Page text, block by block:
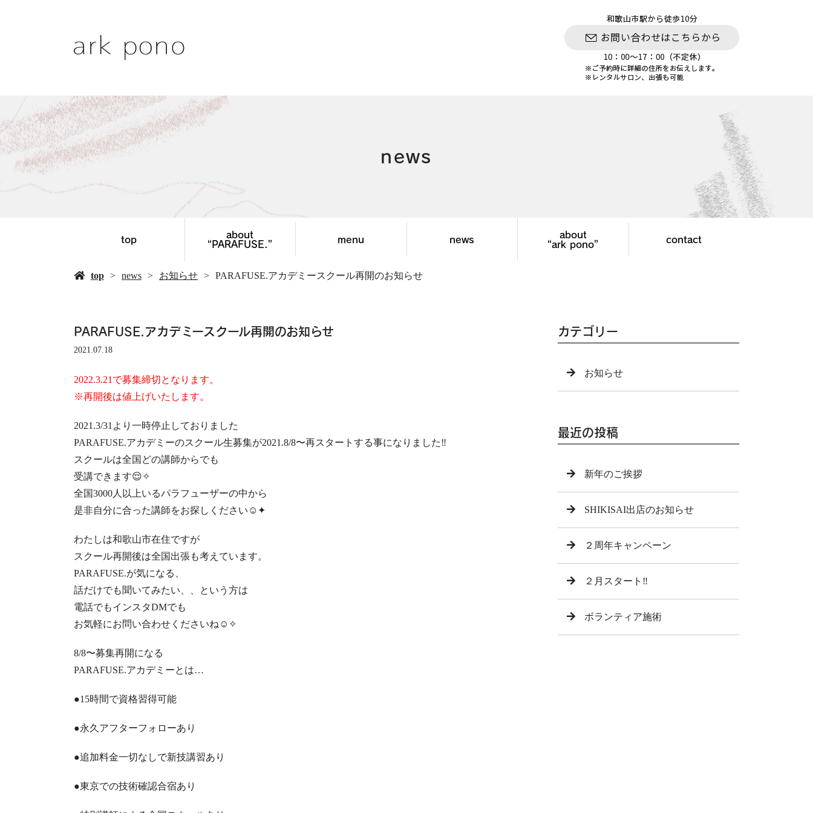
news
top
about
“PARAFUSE.”
menu news
about
“ark pono”
contact
top news お知らせ PARAFUSE.アカデミースクール再開のお知らせ
PARAFUSE.アカデミースクール再開のお知らせ
2021.07.18
2022.3.21で募集締切となります。
※再開後は値上げいたします。
2021.3/31より 一時停止しておりました
PARAFUSE.アカデミーのスクール生募集が2021.8/8〜再スタートする事になりました‼︎
スクールは全国どの講師からでも
受講できます😌✧
全国3000人以上いるパラフューザーの中から
是非自分に合った講師をお探しください ☺️ ✦
わたしは和歌山市在住ですが
スクール再開後は全国出張も考えています。
PARAFUSE.が気になる、
話だけでも聞いてみたい、、という方は
電話でもインスタDMでも
お気軽にお問い合わせくださいね☺️ ✧
8/8〜募集再開になる
PARAFUSE.アカデミーとは…
●15時間で資格習得可能
●永久アフターフォローあり
●追加料金一切なしで新技講習あり
●東京での技術確認合宿あり
カテゴリー
お知らせ
最近の投稿
新年のご挨拶
SHIKISAI出店のお知らせ
２周年キャンペーン
２月スタート‼︎
ボランティア施術